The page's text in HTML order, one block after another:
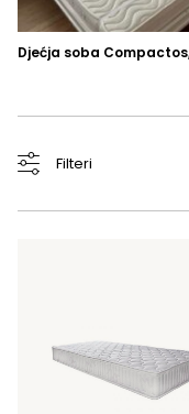
Djećja soba Compactos
Filteri